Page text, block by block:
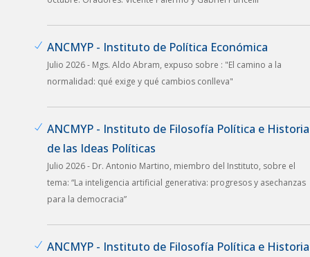
ANCMYP - Instituto de Política Económica
Julio 2026 - Mgs. Aldo Abram, expuso sobre : "El camino a la
normalidad: qué exige y qué cambios conlleva"
ANCMYP - Instituto de Filosofía Política e Historia
de las Ideas Políticas
Julio 2026 - Dr. Antonio Martino, miembro del Instituto, sobre el
tema: “La inteligencia artificial generativa: progresos y asechanzas
para la democracia”
ANCMYP - Instituto de Filosofía Política e Historia